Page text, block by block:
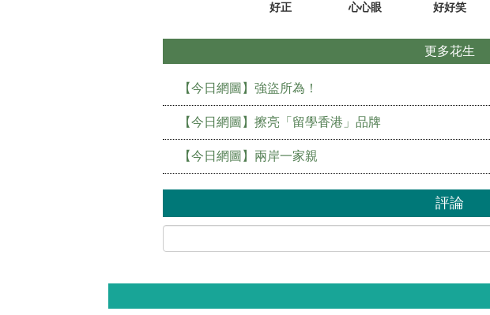
好正 心心眼 好好笑
更多花生
【今日網圖】強盜所為！
【今日網圖】擦亮「留學香港」品牌
【今日網圖】兩岸一家親
評論